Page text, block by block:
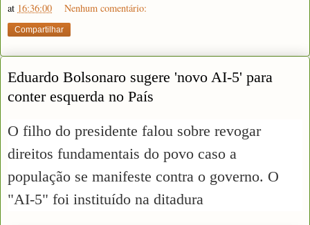
at 16:36:00 Nenhum comentário:
Compartilhar
Eduardo Bolsonaro sugere 'novo AI-5' para
conter esquerda no País
O filho do presidente falou sobre revogar
direitos fundamentais do povo caso a
população se manifeste contra o governo. O
"AI-5" foi instituído na ditadura